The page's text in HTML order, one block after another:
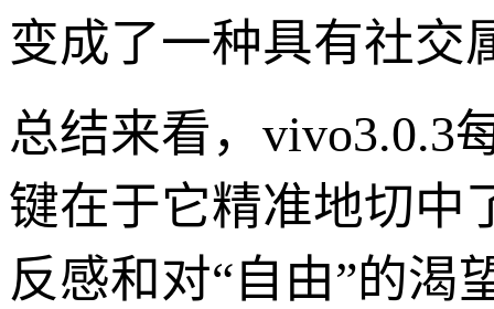
变成了一种具有社交
总结来看，vivo3.0.3
键在于它精准地切
反感和对“自由”的渴